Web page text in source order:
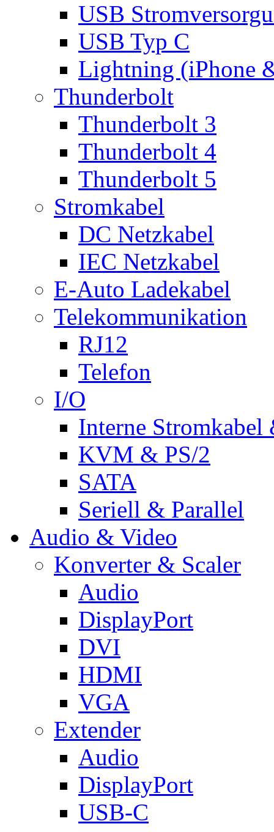
USB
USB Typ C
Lightning (iPhone
Thunderbolt
Thunderbolt 3
Thunderbolt 4
Thunderbolt 5
Stromkabel
DC Netzkabel
IEC Netzkabel
E-Auto Ladekabel
Telekommunikation
RJ12
Telefon
I/O
Interne Stromkabel
KVM & PS/2
SATA
Seriell & Parallel
Audio & Video
Konverter & Scaler
Audio
DisplayPort
DVI
HDMI
VGA
Extender
Audio
DisplayPort
USB-C